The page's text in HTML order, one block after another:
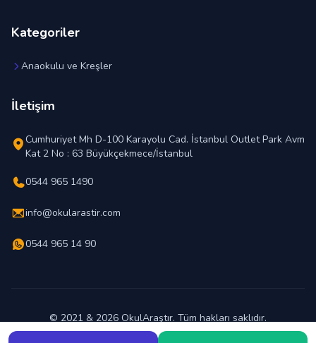
Kategoriler
Anaokulu ve Kreşler
İletişim
Cumhuriyet Mh D-100 Karayolu Cad. İstanbul Outlet Park Avm
Kat 2 No : 63 Büyükçekmece/İstanbul
0544 965 1490
info@okularastir.com
0544 965 14 90
© 2021 & 2026 OkulAraştır. Tüm hakları saklıdır.